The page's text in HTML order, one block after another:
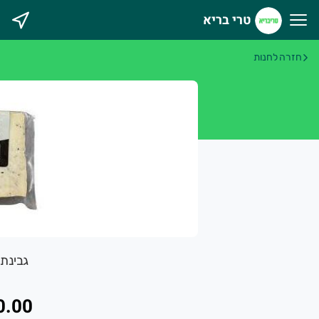
טרי בריאטרי בריא
חזרה לחנות